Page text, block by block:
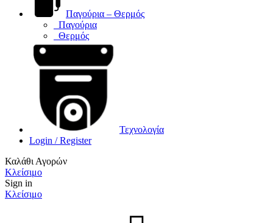
Παγούρια – Θερμός
Παγούρια
Θερμός
Τεχνολογία
Login / Register
Καλάθι Αγορών
Κλείσιμο
Sign in
Κλείσιμο